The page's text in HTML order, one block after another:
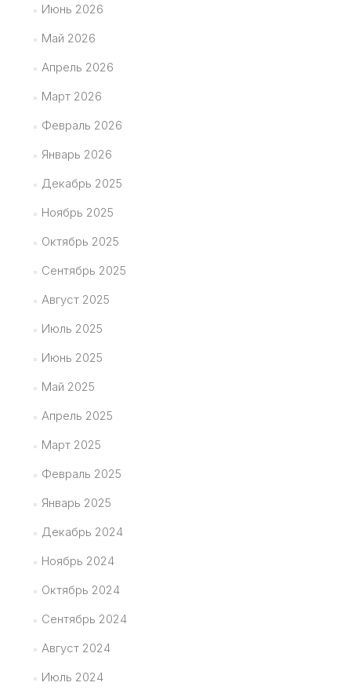
Июнь 2026
Май 2026
Апрель 2026
Март 2026
Февраль 2026
Январь 2026
Декабрь 2025
Ноябрь 2025
Октябрь 2025
Сентябрь 2025
Август 2025
Июль 2025
Июнь 2025
Май 2025
Апрель 2025
Март 2025
Февраль 2025
Январь 2025
Декабрь 2024
Ноябрь 2024
Октябрь 2024
Сентябрь 2024
Август 2024
Июль 2024